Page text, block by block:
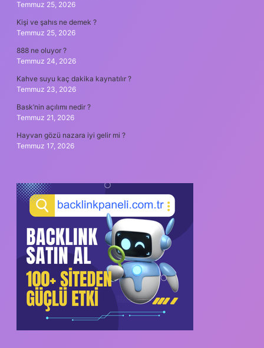
Temmuz 25, 2026
Kişi ve şahıs ne demek ?
Temmuz 25, 2026
888 ne oluyor ?
Temmuz 24, 2026
Kahve suyu kaç dakika kaynatılır ?
Temmuz 23, 2026
Bask’nin açılımı nedir ?
Temmuz 21, 2026
Hayvan gözü nazara iyi gelir mi ?
Temmuz 17, 2026